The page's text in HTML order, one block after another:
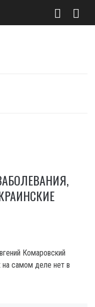
Комаровский
на самом деле нет в